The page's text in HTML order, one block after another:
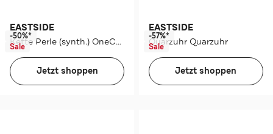
EASTSIDE
Kette Perle (synth.) OneColor
-50%*
Sale
Jetzt shoppen
EASTSIDE
Quarzuhr Quarzuhr
-57%*
Sale
Jetzt shoppen